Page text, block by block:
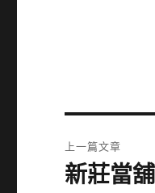
章
上一篇文章
上
新莊當